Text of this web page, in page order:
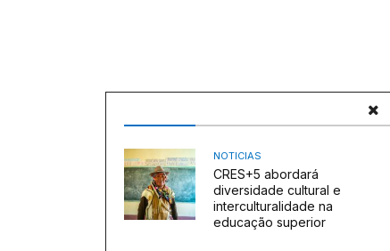
NOTICIAS
CRES+5 abordará
diversidade cultural e
interculturalidade na
educação superior